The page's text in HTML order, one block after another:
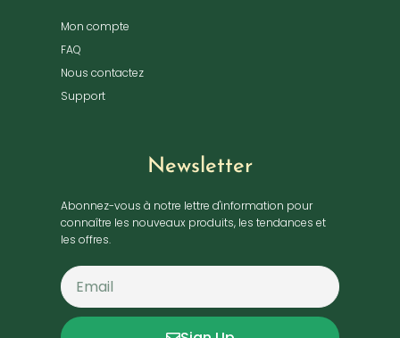
Mon compte
FAQ
Nous contactez
Support
Newsletter
Abonnez-vous à notre lettre d'information pour
connaître les nouveaux produits, les tendances et
les offres.